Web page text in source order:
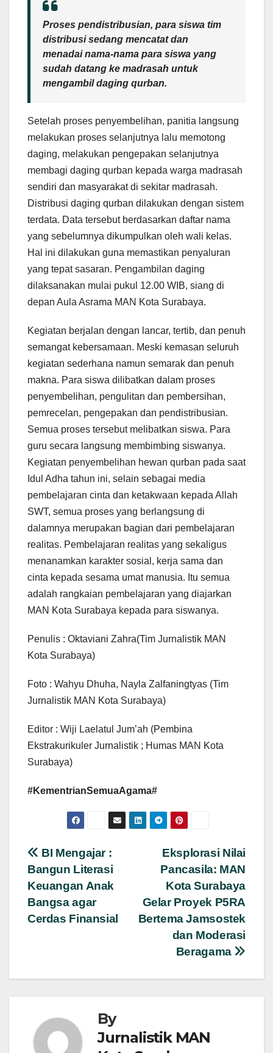
Proses pendistribusian, para siswa tim
distribusi sedang mencatat dan
menadai nama-nama para siswa yang
sudah datang ke madrasah untuk
mengambil daging qurban.
Setelah proses penyembelihan, panitia langsung
melakukan proses selanjutnya lalu memotong
daging, melakukan pengepakan selanjutnya
membagi daging qurban kepada warga madrasah
sendiri dan masyarakat di sekitar madrasah.
Distribusi daging qurban dilakukan dengan sistem
terdata. Data tersebut berdasarkan daftar nama
yang sebelumnya dikumpulkan oleh wali kelas.
Hal ini dilakukan guna memastikan penyaluran
yang tepat sasaran. Pengambilan daging
dilaksanakan mulai pukul 12.00 WIB, siang di
depan Aula Asrama MAN Kota Surabaya.
Kegiatan berjalan dengan lancar, tertib, dan penuh
semangat kebersamaan. Meski kemasan seluruh
kegiatan sederhana namun semarak dan penuh
makna. Para siswa dilibatkan dalam proses
penyembelihan, pengulitan dan pembersihan,
pemrecelan, pengepakan dan pendistribusian.
Semua proses tersebut melibatkan siswa. Para
guru secara langsung membimbing siswanya.
Kegiatan penyembelihan hewan qurban pada saat
Idul Adha tahun ini, selain sebagai media
pembelajaran cinta dan ketakwaan kepada Allah
SWT, semua proses yang berlangsung di
dalamnya merupakan bagian dari pembelajaran
realitas. Pembelajaran realitas yang sekaligus
menanamkan karakter sosial, kerja sama dan
cinta kepada sesama umat manusia. Itu semua
adalah rangkaian pembelajaran yang diajarkan
MAN Kota Surabaya kepada para siswanya.
Penulis : Oktaviani Zahra(Tim Jurnalistik MAN
Kota Surabaya)
Foto : Wahyu Dhuha, Nayla Zalfaningtyas (Tim
Jurnalistik MAN Kota Surabaya)
Editor : Wiji Laelatul Jum’ah (Pembina
Ekstrakurikuler Jurnalistik ; Humas MAN Kota
Surabaya)
#KementrianSemuaAgama#
Navigasi
pos
Eksplorasi Nilai
Pancasila: MAN
Kota Surabaya
Gelar Proyek P5RA
Bertema Jamsostek
dan Moderasi
Beragama
BI Mengajar :
Bangun Literasi
Keuangan Anak
Bangsa agar
Cerdas Finansial
By
Jurnalistik MAN